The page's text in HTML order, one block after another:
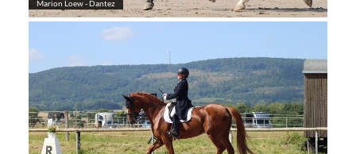
Marion Loew - Dantez